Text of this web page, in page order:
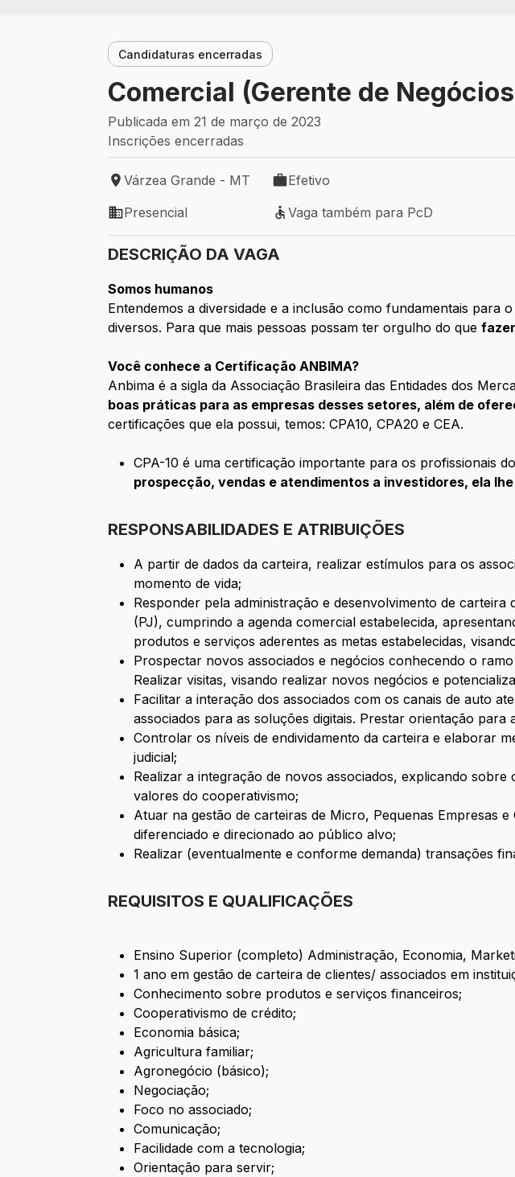
Candidaturas encerradas
Comercial (Gerente de
Publicada em 21 de março de 2023
Inscrições encerradas
Local de trabalho: Várzea Grande - MT
Várzea Grande - MT
Tipo de vaga: Efetivo
Efetivo
Modelo de trabalho: Presencial
Presencial
Vaga também para PcD
Vaga também para PcD
DESCRIÇÃO DA VAGA
Somos humanos
Entendemos a diversidade e a inclusão como fundamentais para
diversos. Para que mais pessoas possam ter orgulho do que
Você conhece a Certificação ANBIMA?
Anbima é a sigla da Associação Brasileira das Entidades dos
boas práticas para as empresas desses setores, além de
certificações que ela possui, temos: CPA10, CPA20 e CEA.
CPA-10 é uma certificação importante para os profissionais
prospecção, vendas e atendimentos a investidores, ela
RESPONSABILIDADES E ATRIBUIÇÕES
A partir de dados da carteira, realizar estímulos para os
momento de vida;
Responder pela administração e desenvolvimento de
(PJ), cumprindo a agenda comercial estabelecida,
produtos e serviços aderentes as metas estabelecidas,
Prospectar novos associados e negócios conhecendo o
Realizar visitas, visando realizar novos negócios e
Facilitar a interação dos associados com os canais de auto
associados para as soluções digitais. Prestar orientação
Controlar os níveis de endividamento da carteira e elaborar
judicial;
Realizar a integração de novos associados, explicando
valores do cooperativismo;
Atuar na gestão de carteiras de Micro, Pequenas Empresas
diferenciado e direcionado ao público alvo;
Realizar (eventualmente e conforme demanda) transações
REQUISITOS E QUALIFICAÇÕES
Ensino Superior (completo) Administração, Economia,
1 ano em gestão de carteira de clientes/ associados em
Conhecimento sobre produtos e serviços financeiros;
Cooperativismo de crédito;
Economia básica;
Agricultura familiar;
Agronegócio (básico);
Negociação;
Foco no associado;
Comunicação;
Facilidade com a tecnologia;
Orientação para servir;